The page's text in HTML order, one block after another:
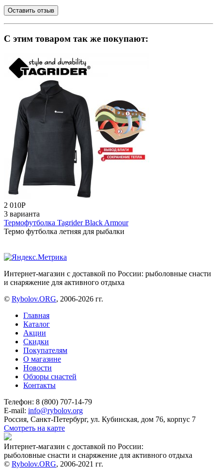
C этим товаром так же покупают:
2 010Р
3 варианта
Термофутболка Tagrider Black Armour
Термо футболка летняя для рыбалки
Интернет-магазин с доставкой по России: рыболовные снасти
и снаряжение для активного отдыха
© Rybolov.ORG, 2006-2026 гг.
Главная
Каталог
Акции
Скидки
Покупателям
О магазине
Новости
Обзоры снастей
Контакты
Телефон: 8 (800) 707-14-79
E-mail: info@rybolov.org
Россия, Санкт-Петербург, ул. Кубинская, дом 76, корпус 7
Смотреть на карте
Интернет-магазин с доставкой по России:
рыболовные снасти и снаряжение для активного отдыха
© Rybolov.ORG, 2006-2021 гг.